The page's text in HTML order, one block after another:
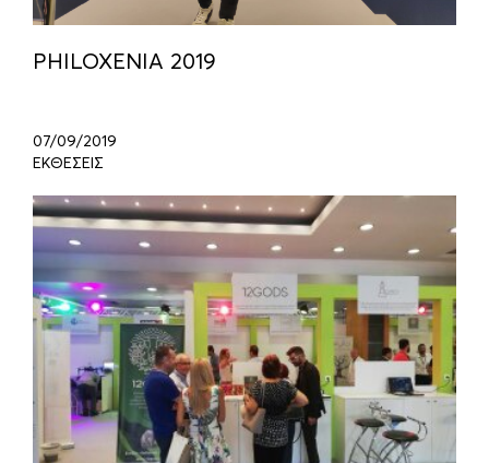
PHILOXENIA 2019
07/09/2019
ΕΚΘΕΣΕΙΣ